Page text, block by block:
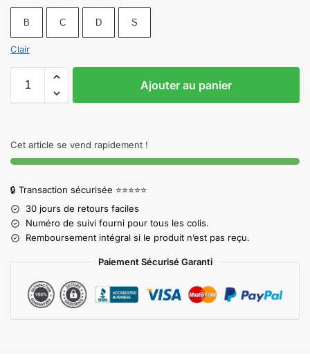
B C D S
Clair
Ajouter au panier
Cet article se vend rapidement !
🔒 Transaction sécurisée ⭐⭐⭐⭐⭐
30 jours de retours faciles
Numéro de suivi fourni pour tous les colis.
Remboursement intégral si le produit n’est pas reçu.
Paiement Sécurisé Garanti